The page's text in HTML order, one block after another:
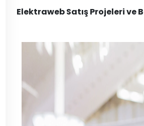
Elektraweb Satış Projeleri ve